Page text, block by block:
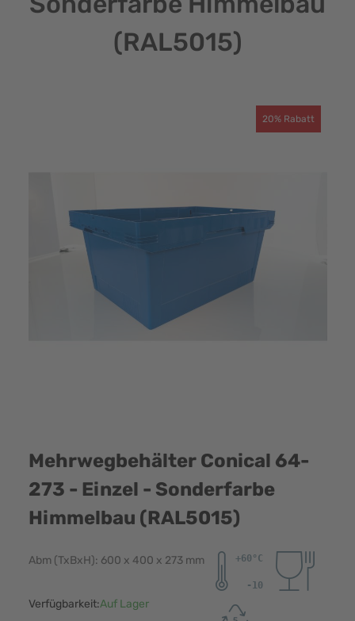
(RAL5015)
20% Rabatt
Mehrwegbehälter Conical 64-
273 - Einzel - Sonderfarbe
Himmelbau (RAL5015)
Abm (TxBxH): 600 x 400 x 273 mm
Verfügbarkeit:Auf Lager